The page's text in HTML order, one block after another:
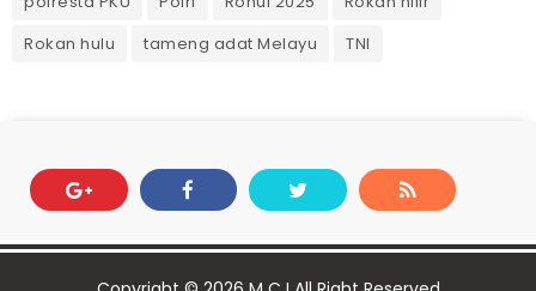
Rokan hulu
tameng adat Melayu TNI